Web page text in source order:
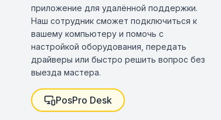
приложение для удалённой поддержки.
Наш сотрудник сможет подключиться к
вашему компьютеру и помочь с
настройкой оборудования, передать
драйверы или быстро решить вопрос без
выезда мастера.
PosPro Desk